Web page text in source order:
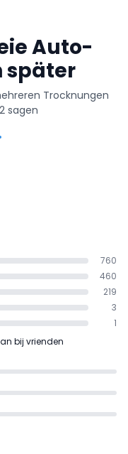
Auto-
später
Trocknungen
sagen
760
460
219
3
1
bij vrienden